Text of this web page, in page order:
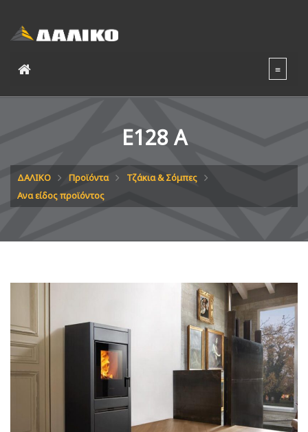
E128 A
ΔΑΛΙΚΟ Προϊόντα
Τζάκια & Σόμπες
Ανα είδος προϊόντος